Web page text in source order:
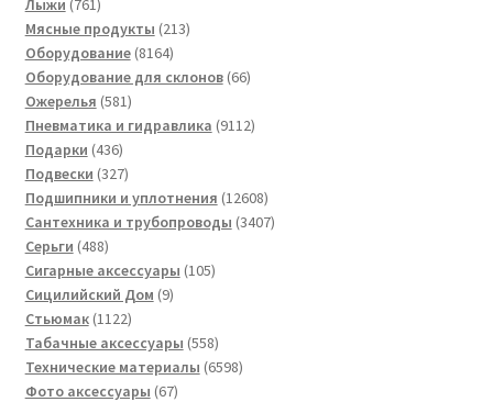
товар
Мясные продукты 213213
Оборудование 81648164
товара
Оборудование для склонов 6666
Ожерелья 581581
товар
Пневматика и гидравлика 91129112
Подарки 436436
товаров
Подвески 327327
товаров
Подшипники и уплотнения 1260812608
товаров
Сантехника и трубопроводы 34073407
Серьги 488488
товаров
Сигарные аксессуары 105105
Сицилийский Дом 99
Стьюмак 11221122
товара
Табачные аксессуары 558558
товаров
Технические материалы 65986598
Фото аксессуары 6767